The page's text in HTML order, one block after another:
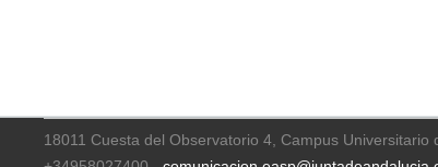
18011 Cuesta del Observatorio 4, Campus Universitario